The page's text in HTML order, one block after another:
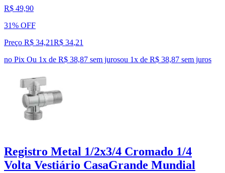
R$ 49,90
31% OFF
Preço R$ 34,21R$ 34,21
no Pix Ou 1x de R$ 38,87 sem jurosou 1x de R$ 38,87 sem juros
Registro Metal 1/2x3/4 Cromado 1/4
Volta Vestiário CasaGrande Mundial